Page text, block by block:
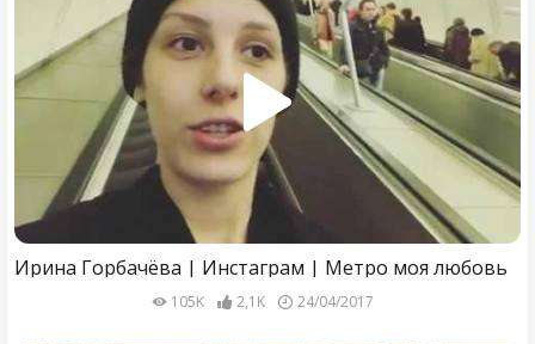
Ирина Горбачёва | Инстаграм | Метро моя любовь
105K 2,1K 24/04/2017